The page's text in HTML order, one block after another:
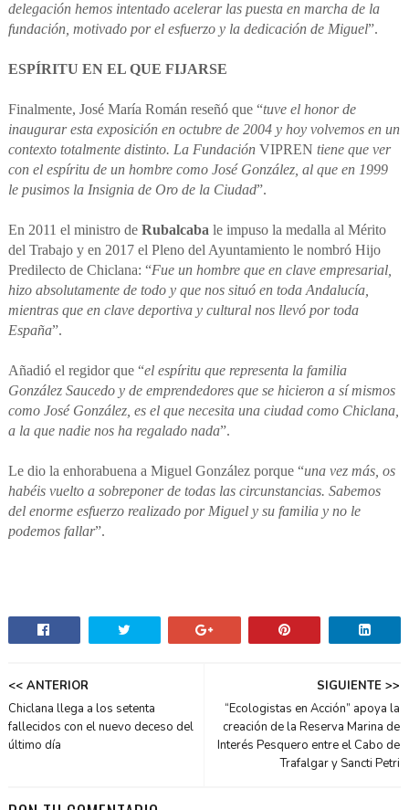
delegación hemos intentado acelerar las puesta en marcha de la
fundación, motivado por el esfuerzo y la dedicación de Miguel”.
ESPÍRITU EN EL QUE FIJARSE
Finalmente, José María Román reseñó que “tuve el honor de
inaugurar esta exposición en octubre de 2004 y hoy volvemos en un
contexto totalmente distinto. La FundaciónVIPREN tiene que ver
con el espíritu de un hombre como José González, al que en 1999
le pusimos la Insignia de Oro de la Ciudad”.
En 2011 el ministro de Rubalcaba le impuso la medalla al Mérito
del Trabajo y en 2017 el Pleno del Ayuntamiento le nombró Hijo
Predilecto de Chiclana: “Fue un hombre que en clave empresarial,
hizo absolutamente de todo y que nos situó en toda Andalucía,
mientras que en clave deportiva y cultural nos llevó por toda
España”.
Añadió el regidor que “el espíritu que representa la familia
González Saucedo y de emprendedores que se hicieron a sí mismos
como José González, es el que necesita una ciudad como Chiclana,
a la que nadie nos ha regalado nada”.
Le dio la enhorabuena a Miguel González porque “una vez más, os
habéis vuelto a sobreponer de todas las circunstancias. Sabemos
del enorme esfuerzo realizado por Miguel y su familia y no le
podemos fallar”.
SIGUIENTE >>
“Ecologistas en Acción” apoya la
creación de la Reserva Marina de
Interés Pesquero entre el Cabo de
Trafalgar y Sancti Petri
<< ANTERIOR
Chiclana llega a los setenta
fallecidos con el nuevo deceso del
último día